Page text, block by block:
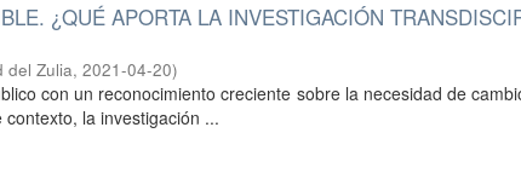
¿QUÉ APORTA LA INVESTIGACIÓN
del Zulia, 2021-04-20)
con un reconocimiento creciente sobre la necesidad de
la investigación ...